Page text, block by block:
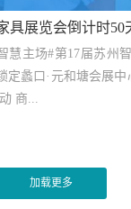
具展览会倒计时50
慧主场#第17届苏州
定蠡口·元和塘会展
商...